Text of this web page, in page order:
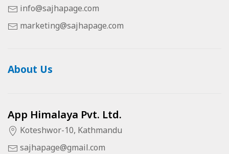
info@sajhapage.com
marketing@sajhapage.com
About Us
App Himalaya Pvt. Ltd.
Koteshwor-10, Kathmandu
sajhapage@gmail.com